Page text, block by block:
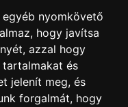
nyomkövető
hogy javítsa
azzal hogy
és
jelenít meg, és
forgalmát, hogy